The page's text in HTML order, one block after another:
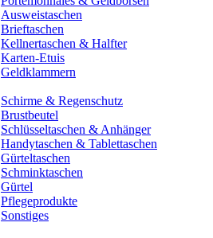
Ausweistaschen
Brieftaschen
Kellnertaschen & Halfter
Karten-Etuis
Geldklammern
Schirme & Regenschutz
Brustbeutel
Schlüsseltaschen & Anhänger
Handytaschen & Tablettaschen
Gürteltaschen
Schminktaschen
Gürtel
Pflegeprodukte
Sonstiges